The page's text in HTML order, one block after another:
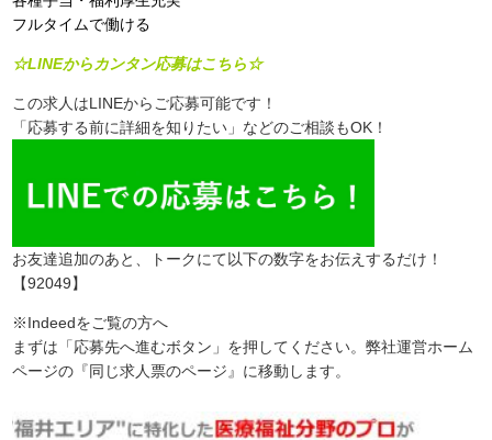
フルタイムで働ける
☆LINEからカンタン応募はこちら☆
この求人はLINEからご応募可能です！
「応募する前に詳細を知りたい」などのご相談もOK！
お友達追加のあと、トークにて以下の数字をお伝えするだけ！
【92049】
※Indeedをご覧の方へ
まずは「応募先へ進むボタン」を押してください。弊社運営ホーム
ページの『同じ求人票のページ』に移動します。